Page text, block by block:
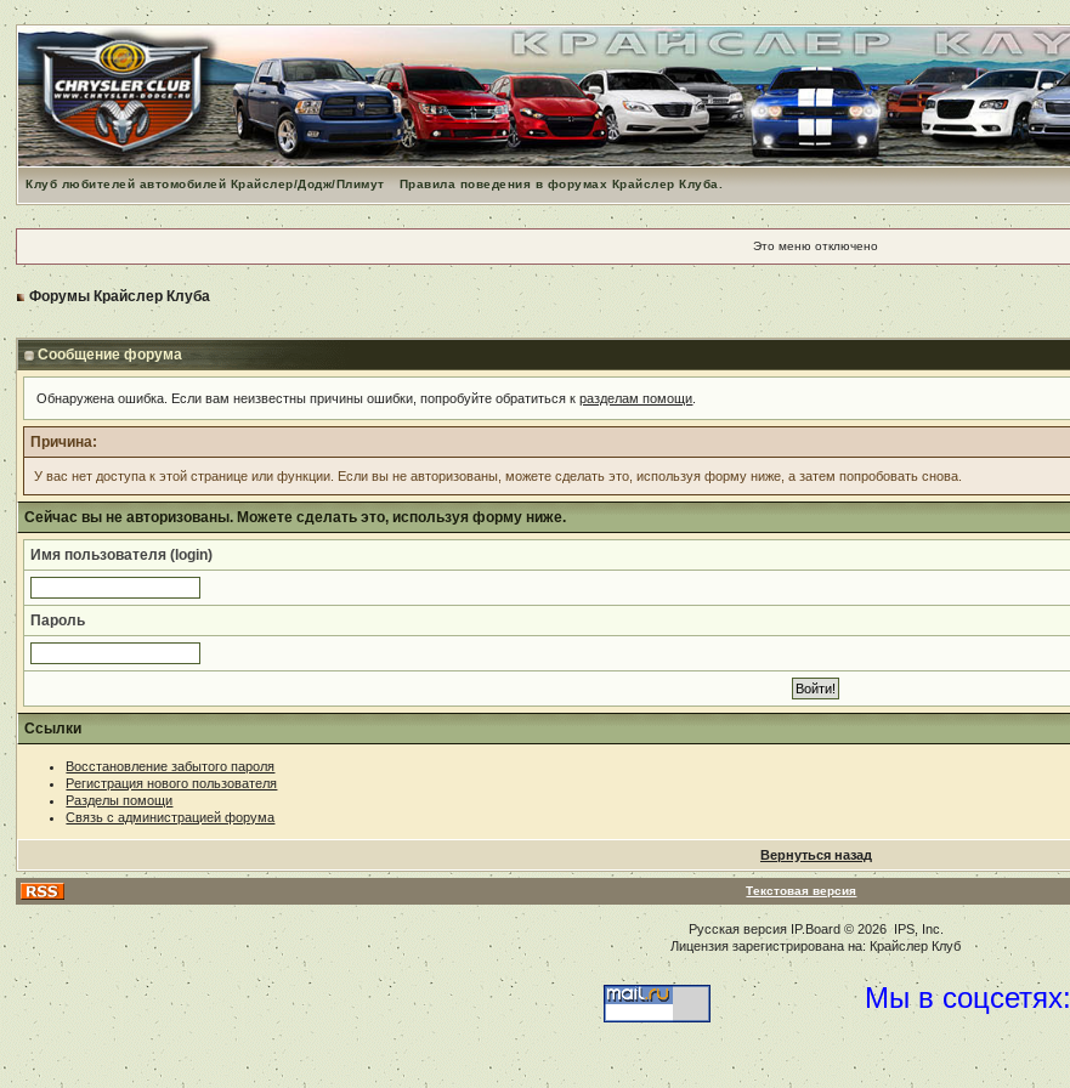
Клуб любителей автомобилей Крайслер/Додж/Плимут Правила поведения в форумах Крайслер Клуба.
Это меню отключено
Форумы Крайслер Клуба
Сообщение форума
Обнаружена ошибка. Если вам неизвестны причины ошибки, попробуйте обратиться кразделам помощи
Причина:
У вас нет доступа к этой странице или функции. Если вы не авторизованы, можете сделать это, используя форму ниже, а затем попробовать снова.
Сейчас вы не авторизованы. Можете сделать это, используя форму ниже.
Имя пользователя (login)
Пароль
Ссылки
Восстановление забытого пароля
Регистрация нового пользователя
Разделы помощи
Связь с администрацией форума
Вернуться назад
Текстовая версия
Русская версия IP.Board© 2026IPS, Inc
Лицензия зарегистрирована на: Крайслер Клуб
Мы в соцсетях: